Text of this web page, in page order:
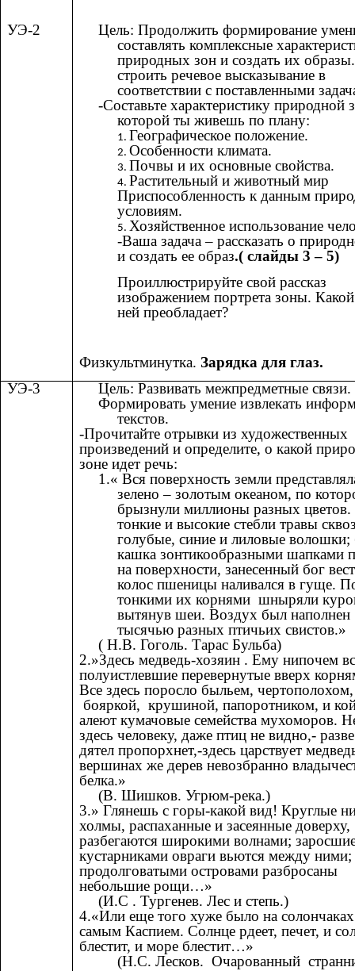
УЭ-2
Цель: Продолжить формирование
составлять комплексные
природных зон и создать их
строить речевое высказывание в
соответствии с поставленными
-Составьте характеристику природной
которой ты живешь по плану:
Географическое положение.
Особенности климата.
Почвы и их основные свойства.
Растительный и животный мир
Приспособленность к данным
условиям.
Хозяйственное использование
-Ваша задача – рассказать о
и создать ее образ.( слайды 3 – 5)
Проиллюстрируйте свой рассказ
изображением портрета зоны.
ней преобладает?
Физкультминутка. Зарядка для глаз.
УЭ-3
Цель: Развивать межпредметные связи.
Формировать умение извлекать
текстов.
-Прочитайте отрывки из художественных
произведений и определите, о какой
зоне идет речь:
1.« Вся поверхность земли
зелено – золотым океаном, по
брызнули миллионы разных цветов.
тонкие и высокие стебли травы
голубые, синие и лиловые волошки;
кашка зонтикообразными шапками
на поверхности, занесенный бог
колос пшеницы наливался в гуще.
тонкими их корнями шныряли
вытянув шеи. Воздух был наполнен
тысячью разных птичьих свистов.»
( Н.В. Гоголь. Тарас Бульба)
2.»Здесь медведь-хозяин . Ему нипочем
полуистлевшие перевернутые вверх
Все здесь поросло быльем, чертополохом,
бояркой, крушиной, папоротником, и
алеют кумачовые семейства мухоморов.
здесь человеку, даже птиц не видно,-
дятел пропорхнет,-здесь царствует
вершинах же дерев невозбранно
белка.»
(В. Шишков. Угрюм-река.)
3.» Глянешь с горы-какой вид! Круглые
холмы, распаханные и засеянные доверху,
разбегаются широкими волнами;
кустарниками овраги вьются между ними;
продолговатыми островами разбросаны
небольшие рощи…»
(И.С . Тургенев. Лес и степь.)
4.«Или еще того хуже было на
самым Каспием. Солнце рдеет, печет, и
блестит, и море блестит…»
(Н.С. Лесков. Очарованный